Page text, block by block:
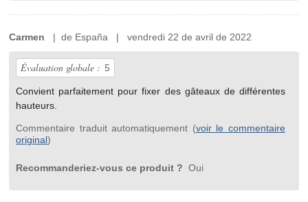
Carmen | de España | vendredi 22 de avril de 2022
Évaluation globale : 5
Convient parfaitement pour fixer des gâteaux de différentes
hauteurs.
Commentaire traduit automatiquement (voir le commentaire
original)
Recommanderiez-vous ce produit ? Oui